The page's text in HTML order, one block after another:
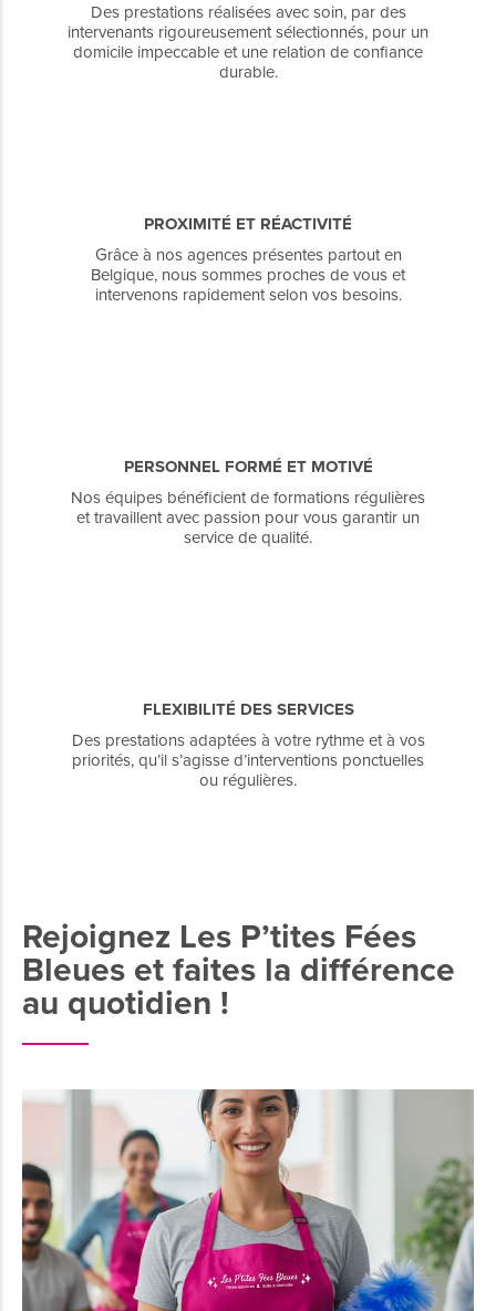
Des prestations réalisées avec soin, par des
intervenants rigoureusement sélectionnés, pour un
domicile impeccable et une relation de confiance
durable.
PROXIMITÉ ET RÉACTIVITÉ
Grâce à nos agences présentes partout en
Belgique, nous sommes proches de vous et
intervenons rapidement selon vos besoins.
PERSONNEL FORMÉ ET MOTIVÉ
Nos équipes bénéficient de formations régulières
et travaillent avec passion pour vous garantir un
service de qualité.
FLEXIBILITÉ DES SERVICES
Des prestations adaptées à votre rythme et à vos
priorités, qu’il s’agisse d’interventions ponctuelles
ou régulières.
Rejoignez Les P’tites Fées
Bleues et faites la différence
au quotidien !